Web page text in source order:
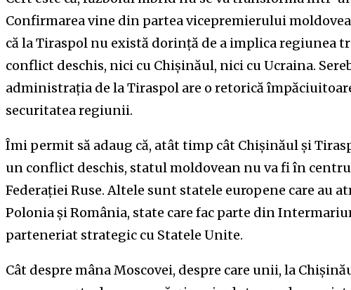
Confirmarea vine din partea vicepremierului
că la Tiraspol nu există dorință de a implica regiunea
conflict deschis, nici cu Chișinăul, nici cu Ucraina.
administrația de la Tiraspol are o retorică
securitatea regiunii.
Îmi permit să adaug că, atât timp cât Chișinăul și
un conflict deschis, statul moldovean nu va fi în
Federației Ruse. Altele sunt statele europene care au
Polonia și România, state care fac parte din
parteneriat strategic cu Statele Unite.
Cât despre mâna Moscovei, despre care unii, la